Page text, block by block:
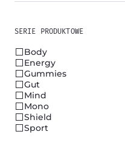
SERIE PRODUKTOWE
Body
Energy
Gummies
Gut
Mind
Mono
Shield
Sport